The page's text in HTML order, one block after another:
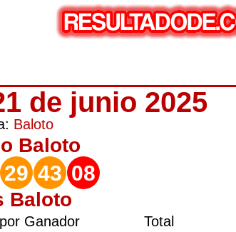
de junio 2025
Baloto
Baloto
29 43 08
Baloto
Ganador
Total